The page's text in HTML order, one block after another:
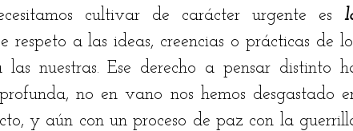
cultivar de carácter urgente es
respeto a las ideas, creencias o prácticas de
las nuestras. Ese derecho a pensar distinto
no en vano nos hemos desgastado
y aún con un proceso de paz con la